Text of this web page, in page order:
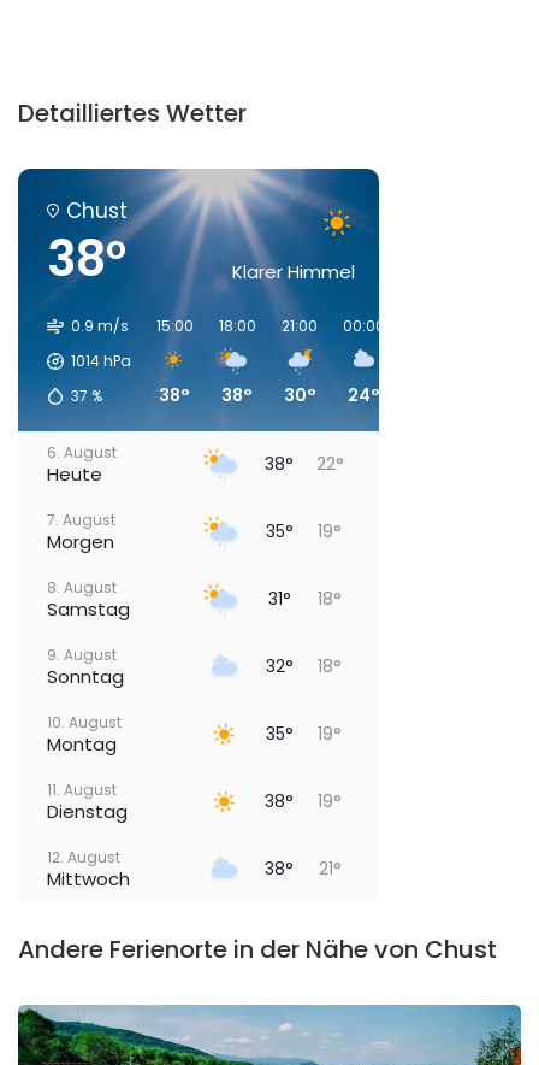
Detailliertes Wetter
Chust
38° Klarer Himmel
0.9 m/s
1014hPa
37 %
15:00
38°
18:00
38°
21:00
30°
00:00
24°
6. August
Heute 38° 22°
7. August
Morgen 35° 19°
8. August
Samstag 31° 18°
9. August
Sonntag 32° 18°
10. August
Montag 35° 19°
11. August
Dienstag 38° 19°
12. August
Mittwoch 38° 21°
Andere Ferienorte in der Nähe von Chust